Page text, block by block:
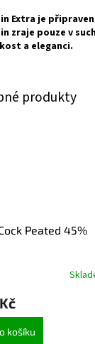
Extra je
zraje pouze v
a eleganci.
Peated 45%
košíku